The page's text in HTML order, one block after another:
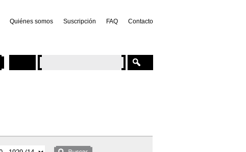
Quiénes somos Suscripción FAQ Contacto